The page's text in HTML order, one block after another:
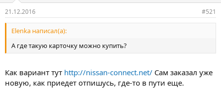
е
м
ы
ч
л
а
21.12.2016 #521
Elenka написал(а):
А где такую карточку можно купить?
Как вариант тут http://nissan-connect.net/ Сам заказал уже
новую, как приедет отпишусь, где-то в пути еще.